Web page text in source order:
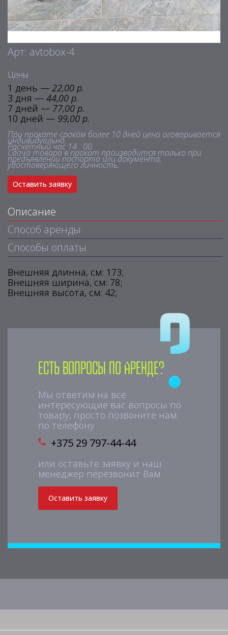
Арт: avtobox-4
Цены
1 день — 22,00 р.
3 дня — 44,00 р.
7 дней — 77,00 р.
10 дней — 99,00 р.
При прокате сроком более 10 дней цена оговаривается
индивидуально.
Расчетный час 14 : 00
Сдача товара в прокат производится только при
предъявлении паспорта или документа,
удостоверяющего личность.
Оставить заявку
Описание
Способ аренды
Способы оплаты
Внешняя длинна, см: 173;
Внешняя ширина, см: 78;
Внешняя высота, см: 42;
Есть вопросы по аренде?
Мы ответим на все
интересующие вас вопросы по
товару, просто позвоните нам
по телефону
+375 29 797-44-44
или оставьте заявку и наш
менеджер перезвонит Вам
Оставить заявку